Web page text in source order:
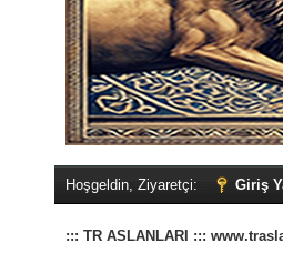
Hoşgeldin, Ziyaretçi: Giriş
::: TR ASLANLARI :::